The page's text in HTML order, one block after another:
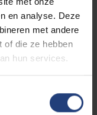
en analyse. Deze
met andere
of die ze hebben
hun services.